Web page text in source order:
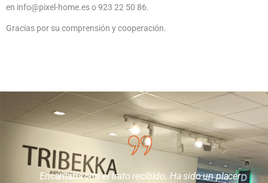
en info@pixel-home.es o 923 22 50 86.
Gracias por su comprensión y cooperación.
Encantada con el trato recibido. Ha sido un placer